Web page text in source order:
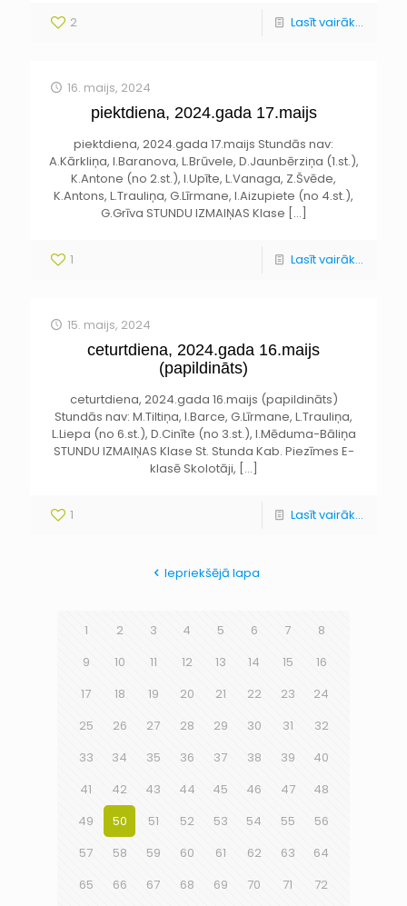
2 Lasīt vairāk...
16. maijs, 2024
piektdiena, 2024.gada 17.maijs
piektdiena, 2024.gada 17.maijs Stundās nav:
A.Kārkliņa, I.Baranova, L.Brūvele, D.Jaunbērziņa (1.st.),
K.Antone (no 2.st.), I.Upīte, L.Vanaga, Z.Švēde,
K.Antons, L.Trauliņa, G.Līrmane, I.Aizupiete (no 4.st.),
G.Grīva STUNDU IZMAIŅAS Klase […]
1 Lasīt vairāk...
15. maijs, 2024
ceturtdiena, 2024.gada 16.maijs
(papildināts)
ceturtdiena, 2024.gada 16.maijs (papildināts)
Stundās nav: M.Tiltiņa, I.Barce, G.Līrmane, L.Trauliņa,
L.Liepa (no 6.st.), D.Cinīte (no 3.st.), I.Mēduma-Bāliņa
STUNDU IZMAIŅAS Klase St. Stunda Kab. Piezīmes E-
klasē Skolotāji, […]
1 Lasīt vairāk...
Iepriekšējā lapa
1 2 3 4 5 6 7
8
9
10 11 12 13 14 15
16
17
18 19 20 21 22 23
24
25
26 27 28 29 30 31
32
33
34 35 36 37 38 39
40
41
42 43 44 45 46 47
48
49
50 51 52 53 54 55
56
57
58 59 60 61 62 63
64
65
66 67 68 69 70 71
72